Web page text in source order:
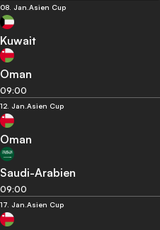
08. Jan.Asien Cup
Kuwait
Oman
09:00
12. Jan.Asien Cup
Oman
Saudi-Arabien
09:00
17. Jan.Asien Cup